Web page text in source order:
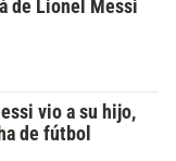
de Lionel Messi
vio a su hijo,
de fútbol